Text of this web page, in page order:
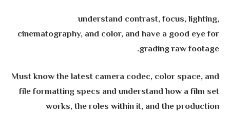
understand contrast, focus, lighting,
cinematography, and color, and have a good eye for
grading raw footage.
Must know the latest camera codec, color space, and
file formatting specs and understand how a film set
works, the roles within it, and the production